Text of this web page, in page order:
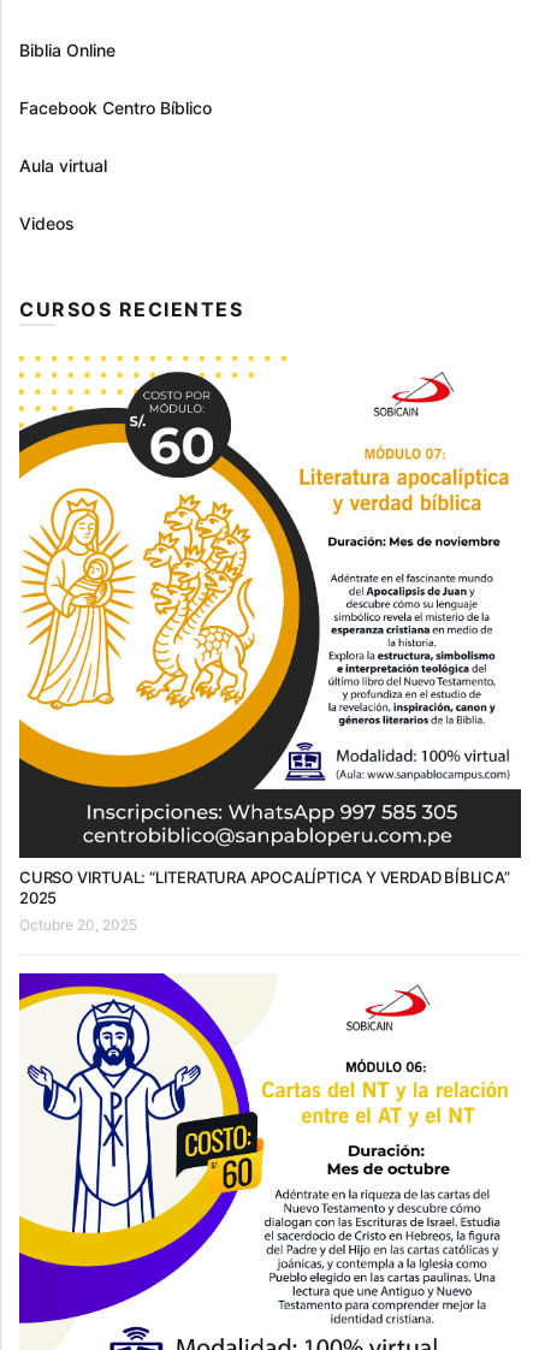
Biblia Online
Facebook Centro Bíblico
Aula virtual
Videos
CURSOS RECIENTES
CURSO VIRTUAL: “LITERATURA APOCALÍPTICA Y VERDAD BÍBLICA”
2025
Octubre 20, 2025